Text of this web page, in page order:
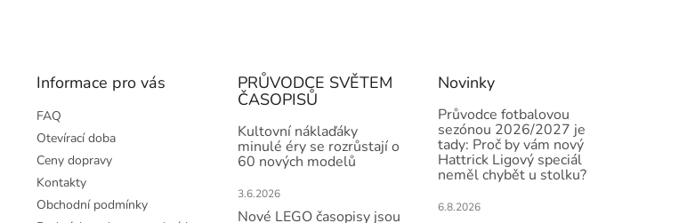
Informace pro vás
FAQ
Otevírací doba
Ceny dopravy
Kontakty
Obchodní podmínky
PRŮVODCE SVĚTEM
ČASOPISŮ
Kultovní náklaďáky
minulé éry se rozrůstají o
60 nových modelů
3.6.2026
Nové LEGO časopisy jsou
Novinky
Průvodce fotbalovou
sezónou 2026/2027 je
tady: Proč by vám nový
Hattrick Ligový speciál
neměl chybět u stolku?
6.8.2026